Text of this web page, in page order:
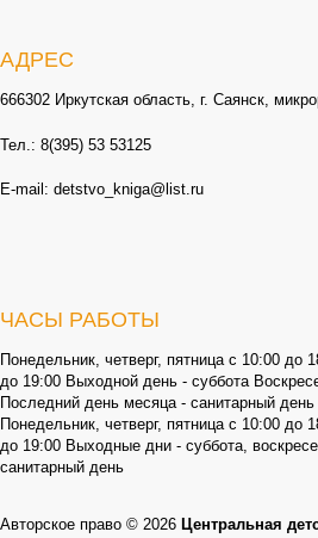
АДРЕС
666302 Иркутская область, г. Саянск,
Тел.: 8(395) 53 53125
E-mail: detstvo_kniga@list.ru
ЧАСЫ РАБОТЫ
Понедельник, четверг, пятница с 10:00 до
до 19:00 Выходной день - суббота
Последний день месяца - санитарный день
Понедельник, четверг, пятница с 10:00 до
до 19:00 Выходные дни - суббота,
санитарный день
Авторское право © 2026 Центральная